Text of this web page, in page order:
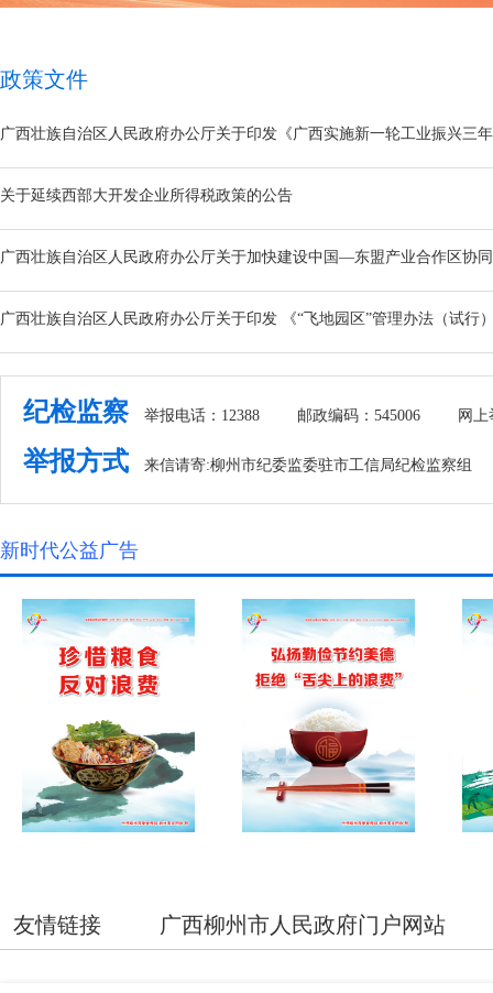
政策文件
关于延续西部大开发企业所得税政策的公告
纪检监察 举报电话：12388 邮政编码：545006 网上
举报方式 来信请寄:柳州市纪委监委驻市工信局纪检监察组
新时代公益广告
友情链接 广西柳州市人民政府门户网站